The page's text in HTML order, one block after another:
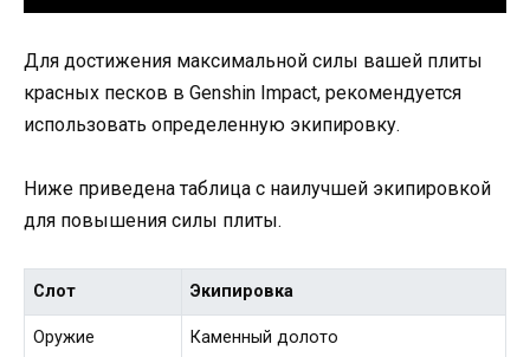
Для достижения максимальной силы вашей плиты
красных песков в Genshin Impact, рекомендуется
использовать определенную экипировку.
Ниже приведена таблица с наилучшей экипировкой
для повышения силы плиты.
Слот Экипировка
Оружие Каменный долото